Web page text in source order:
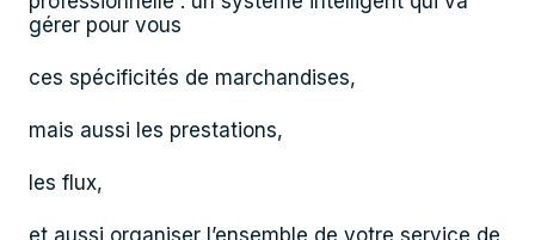
gérer pour vous
ces spécificités de marchandises,
mais aussi les prestations,
les flux,
et aussi organiser l’ensemble de votre service de